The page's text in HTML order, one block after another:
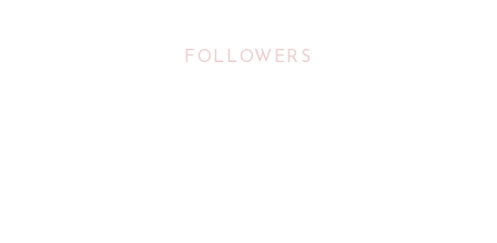
FOLLOWERS